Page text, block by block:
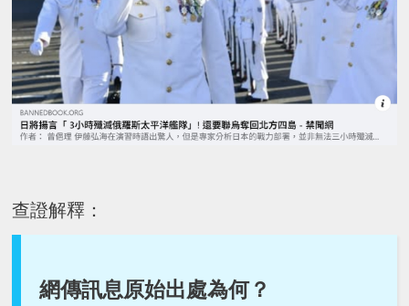
查證解釋：
網傳訊息原始出處為何？